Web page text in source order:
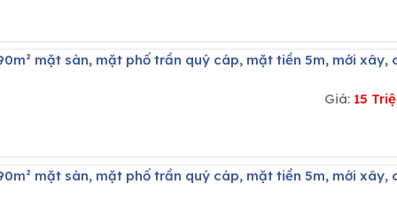
Giá: 15